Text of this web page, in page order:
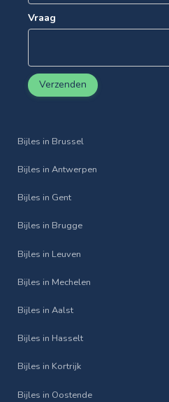
Vraag
Verzenden
Bijles in Brussel
Bijles in Antwerpen
Bijles in Gent
Bijles in Brugge
Bijles in Leuven
Bijles in Mechelen
Bijles in Aalst
Bijles in Hasselt
Bijles in Kortrijk
Bijles in Oostende